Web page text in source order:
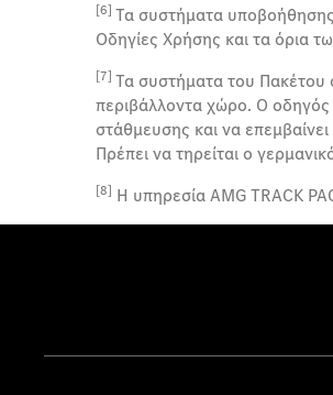
[6] Τα συστήματα υποβοήθησης
Οδηγίες Χρήσης και τα όρια
[7] Τα συστήματα του Πακέτου
περιβάλλοντα χώρο. Ο οδηγός
στάθμευσης και να
Πρέπει να τηρείται ο
[8] Η υπηρεσία AMG TRACK